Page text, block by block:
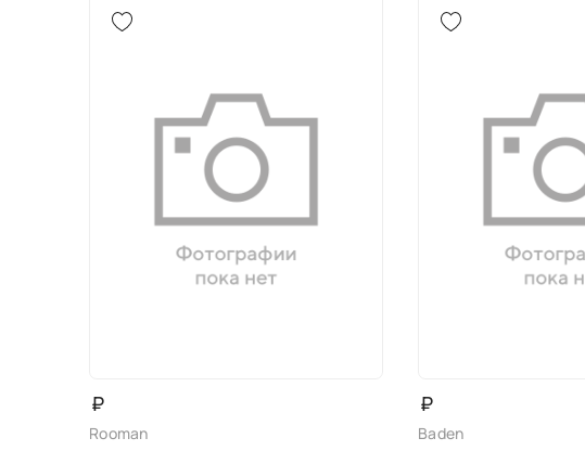
₽
Rooman
₽
Baden